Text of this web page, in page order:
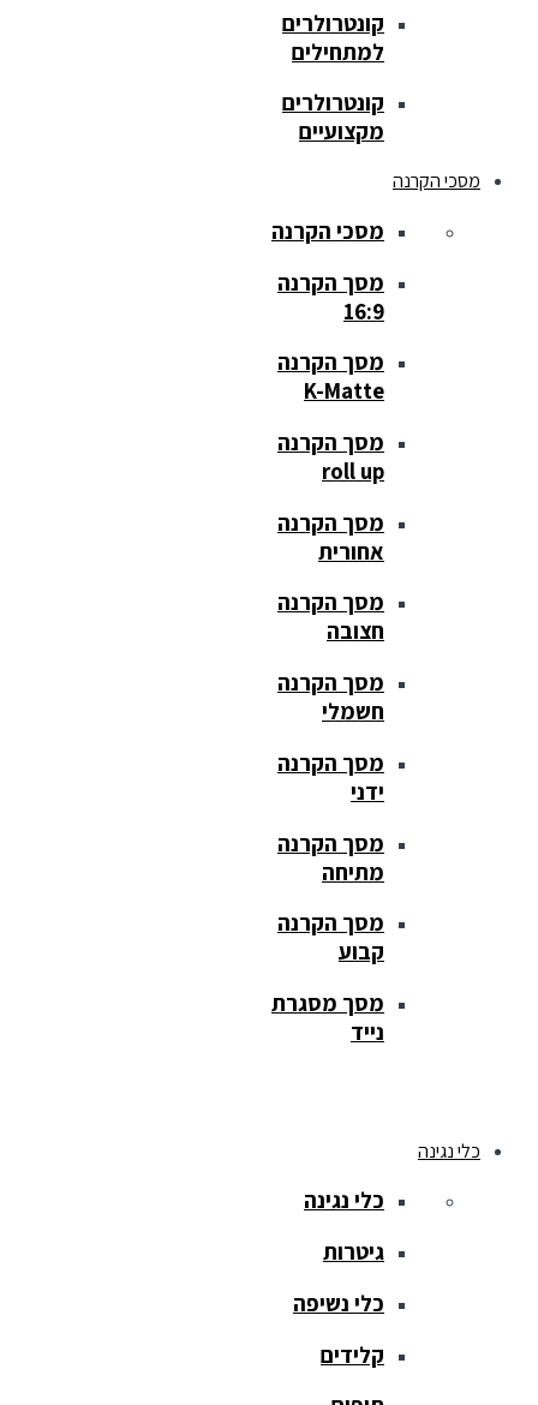
קונטרולרים
למתחילים
קונטרולרים
מקצועיים
מסכי הקרנה
מסכי הקרנה
מסך הקרנה
16:9
מסך הקרנה
K-Matte
מסך הקרנה
roll up
מסך הקרנה
אחורית
מסך הקרנה
חצובה
מסך הקרנה
חשמלי
מסך הקרנה
ידני
מסך הקרנה
מתיחה
מסך הקרנה
קבוע
מסך מסגרת
נייד
כלי נגינה
כלי נגינה
גיטרות
כלי נשיפה
קלידים